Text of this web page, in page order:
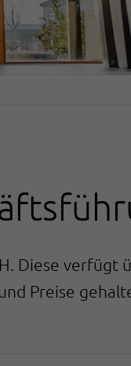
Diese verfügt
Preise